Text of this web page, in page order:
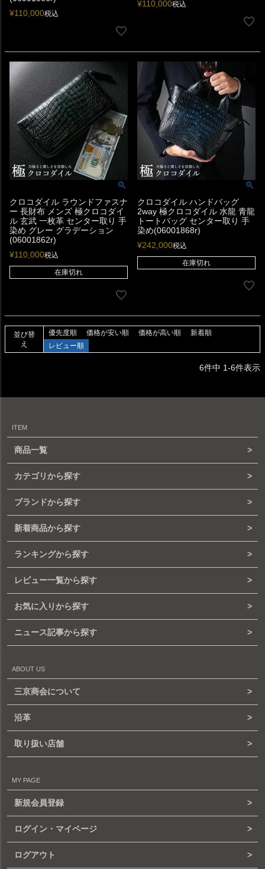
¥110,000税込
¥110,000税込
クロコダイル ラウンドファスナ
ー 長財布 メンズ 極クロコダイ
ル 玄武 一枚革 センター取り 手
染め グレー グラデーション
(06001862r)
¥110,000税込
在庫切れ
クロコダイル ハンドバッグ
2way 極クロコダイル 水龍 青龍
トートバッグ センター取り 手
染め(06001868r)
¥242,000税込
在庫切れ
並び替
え
優先度順 価格が安い順 価格が高い順
新着順
レビュー順
6件中 1-6件表示
ITEM
商品一覧
カテゴリから探す
ブランドから探す
新着商品から探す
ランキングから探す
レビュー一覧から探す
お気に入りから探す
ニュース記事から探す
ABOUT US
三京商会について
沿革
取り扱い店舗
MY PAGE
新規会員登録
ログイン・マイページ
ログアウト